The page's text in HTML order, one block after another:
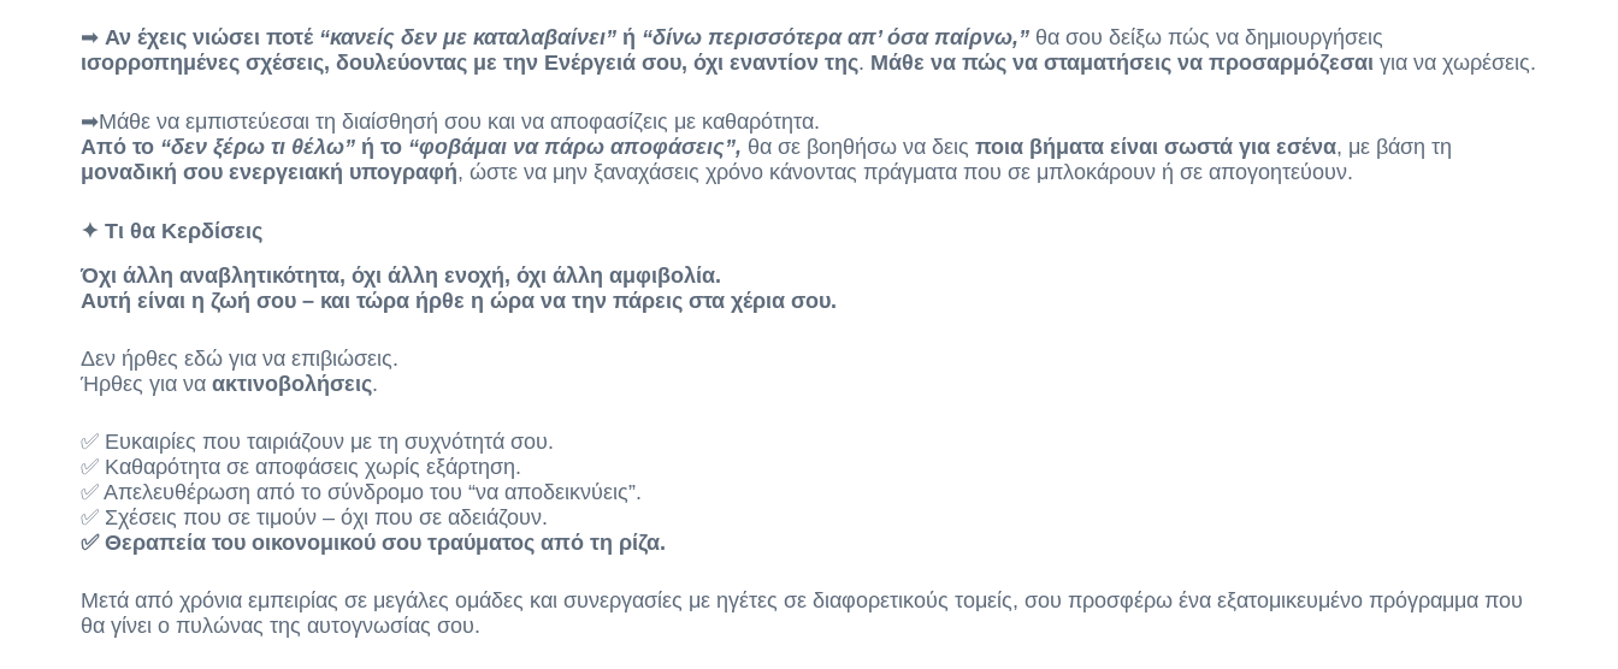
➡Αν έχεις νιώσει ποτέ “κανείς δεν με καταλαβαίνει” ή “δίνω περισσότερα απ’ όσα παίρνω,” θα σου δείξω πώς να δημιουργήσεις
ισορροπημένες σχέσεις, δουλεύοντας με την Ενέργειά σου, όχι εναντίον της. Μάθε να πώς να σταματήσεις να προσαρμόζεσαιγια να χωρέσεις.
➡Μάθε να εμπιστεύεσαι τη διαίσθησή σου και να αποφασίζεις με καθαρότητα.
Από το “δεν ξέρω τι θέλω” ή το “φοβάμαι να πάρω αποφάσεις”, θα σε βοηθήσω να δειςποια βήματα είναι σωστά για εσένα, με βάση τη
μοναδική σου ενεργειακή υπογραφή, ώστε να μην ξαναχάσεις χρόνο κάνοντας πράγματα που σε μπλοκάρουν ή σε απογοητεύουν.
✦ Τι θα Κερδίσεις
Όχι άλλη αναβλητικότητα, όχι άλλη ενοχή, όχι άλλη αμφιβολία.
Αυτή είναι η ζωή σου – και τώρα ήρθε η ώρα να την πάρεις στα χέρια σου.
Δεν ήρθες εδώ για να επιβιώσεις.
Ήρθες για ναακτινοβολήσεις.
✅ Ευκαιρίες που ταιριάζουν με τη συχνότητά σου.
✅ Καθαρότητα σε αποφάσεις χωρίς εξάρτηση.
✅ Απελευθέρωση από το σύνδρομο του “να αποδεικνύεις”.
✅ Σχέσεις που σε τιμούν – όχι που σε αδειάζουν.
✅ Θεραπεία του οικονομικού σου τραύματος από τη ρίζα.
Μετά από χρόνια εμπειρίας σε μεγάλες ομάδες και συνεργασίες με ηγέτες σε διαφορετικούς τομείς, σου προσφέρω ένα εξατομικευμένο πρόγραμμα που
θα γίνει ο πυλώνας της αυτογνωσίας σου.